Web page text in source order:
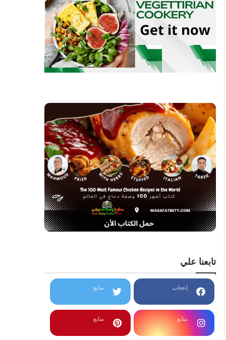
تابعنا علي
إعجاب متابع
متابع متابع